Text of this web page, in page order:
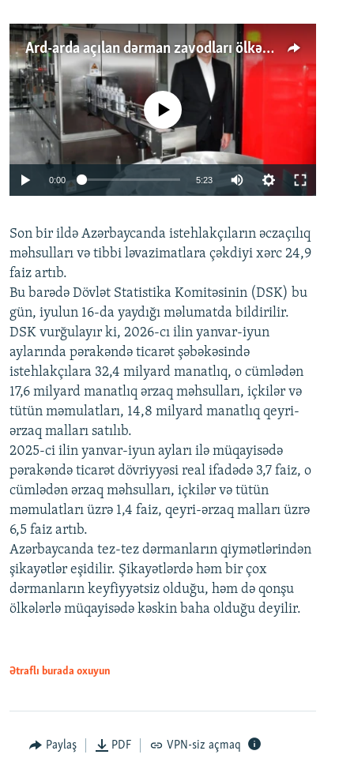
Ard-arda açılan dərman zavodları ölkənin tələbatını ödəyirmi?
Auto 240p 360p 480p
720p 1080p
No media source currently available
0:00 5:23
360p
480p
720p
1080p
Son bir ildə Azərbaycanda istehlakçıların əczaçılıq
məhsulları və tibbi ləvazimatlara çəkdiyi xərc 24,9
faiz artıb.
Bu barədə Dövlət Statistika Komitəsinin (DSK) bu
gün, iyulun 16-da yaydığı məlumatda bildirilir.
DSK vurğulayır ki, 2026-cı ilin yanvar-iyun
aylarında pərakəndə ticarət şəbəkəsində
istehlakçılara 32,4 milyard manatlıq, o cümlədən
17,6 milyard manatlıq ərzaq məhsulları, içkilər və
tütün məmulatları, 14,8 milyard manatlıq qeyri-
ərzaq malları satılıb.
2025-ci ilin yanvar-iyun ayları ilə müqayisədə
pərakəndə ticarət dövriyyəsi real ifadədə 3,7 faiz, o
cümlədən ərzaq məhsulları, içkilər və tütün
məmulatları üzrə 1,4 faiz, qeyri-ərzaq malları üzrə
6,5 faiz artıb.
Azərbaycanda tez-tez dərmanların qiymətlərindən
şikayətlər eşidilir. Şikayətlərdə həm bir çox
dərmanların keyfiyyətsiz olduğu, həm də qonşu
ölkələrlə müqayisədə kəskin baha olduğu deyilir.
Ətraflı burada oxuyun
Paylaş PDF VPN-siz açmaq